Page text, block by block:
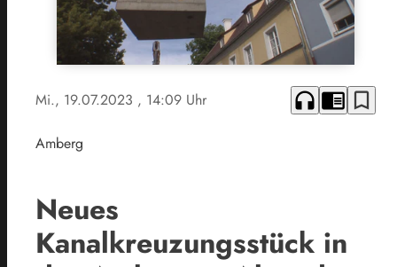
Mi., 19.07.2023 , 14:09 Uhr headphones chrome_reader_mode bookmark_border
Amberg
Neues
Kanalkreuzungsstück in